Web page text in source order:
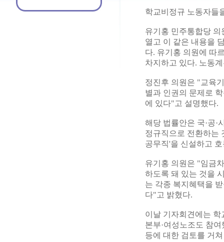
학교비정규 노동자들
유기홍 민주통합당
열고 이 같은 내용을
다. 유기홍 의원에 따
차지하고 있다. 노동
정진후 의원은 "교육
별과 인권의 문제로
에 있다"고 설명했다.
해당 법률안은 국·공·
정규직으로 전환하는
공무직'을 신설하고
유기홍 의원은 "임금
하도록 돼 있는 것을
는 각종 복지혜택을
다"고 밝혔다.
이날 기자회견에는
본부·여성노조도 참
등에 대한 검토를 거